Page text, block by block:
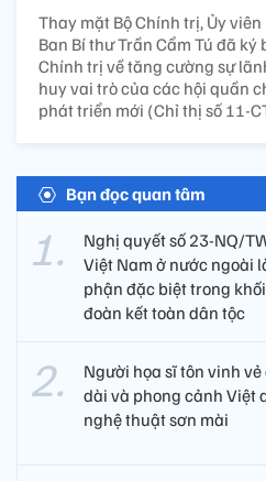
Thay mặt Bộ Chính trị, Ủy
Ban Bí thư Trần Cẩm Tú đã
Chính trị về tăng cường sự
huy vai trò của các hội quần
phát triển mới (Chỉ thị số 11-
Bạn đọc quan tâm
Nghị quyết số 23-NQ/
Việt Nam ở nước ngoài
phận đặc biệt trong
đoàn kết toàn dân tộc
Người họa sĩ tôn vinh vẻ
dài và phong cảnh Việt
nghệ thuật sơn mài